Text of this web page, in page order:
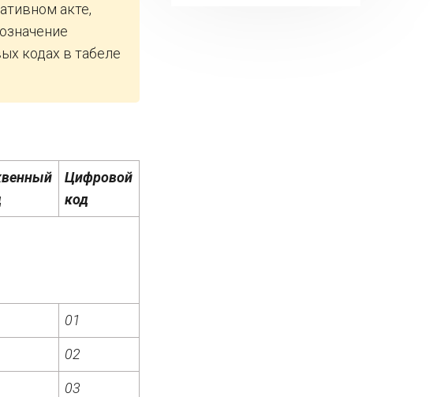
акте,
кодах в табеле
Цифровой
код
01
02
03